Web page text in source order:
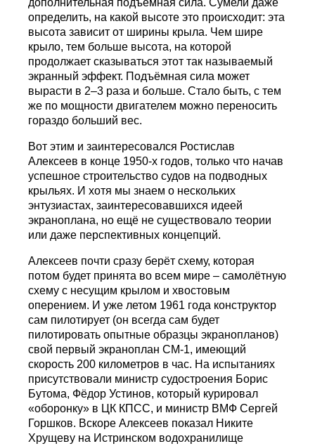
дополнительная подъёмная сила. Сумели даже
определить, на какой высоте это происходит: эта
высота зависит от ширины крыла. Чем шире
крыло, тем больше высота, на которой
продолжает сказываться этот так называемый
экранный эффект. Подъёмная сила может
вырасти в 2–3 раза и больше. Стало быть, с тем
же по мощности двигателем можно переносить
гораздо больший вес.
Вот этим и заинтересовался Ростислав
Алексеев в конце 1950-х годов, только что начав
успешное строительство судов на подводных
крыльях. И хотя мы знаем о нескольких
энтузиастах, заинтересовавшихся идеей
экраноплана, но ещё не существовало теории
или даже перспективных концепций.
Алексеев почти сразу берёт схему, которая
потом будет принята во всем мире – самолётную
схему с несущим крылом и хвостовым
оперением. И уже летом 1961 года конструктор
сам пилотирует (он всегда сам будет
пилотировать опытные образцы экранопланов)
свой первый экраноплан СМ-1, имеющий
скорость 200 километров в час. На испытаниях
присутствовали министр судостроения Борис
Бутома, Фёдор Устинов, который курировал
«оборонку» в ЦК КПСС, и министр ВМФ Сергей
Горшков. Вскоре Алексеев показал Никите
Хрущеву на Истринском водохранилище